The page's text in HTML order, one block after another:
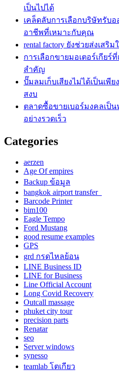
เป็นไปได้
เคล็ดลับการเลือกบริษัทรับ
อาชีพที่เหมาะกับคุณ
rental factory ยังช่วยส่งเส
การเลือกขายมอเตอร์เกียร์
สำคัญ
ปั๊มลมเก็บเสียงไม่ได้เป็นเพี
สงบ
ตลาดซื้อขายเบอร์มงคลเป็
อย่างรวดเร็ว
Categories
aerzen
Age Of empires
Backup ข้อมูล
bangkok airport transfer
Barcode Printer
bim100
Eagle Tempo
Ford Mustang
good resume examples
GPS
grd กรดไหลย้อน
LINE Business ID
LINE for Business
Line Official Account
Long Covid Recovery
Outcall massage
phuket city tour
precision parts
Renatar
seo
Server windows
synesso
teamlab โตเกียว